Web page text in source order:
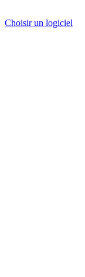
Choisir un logiciel